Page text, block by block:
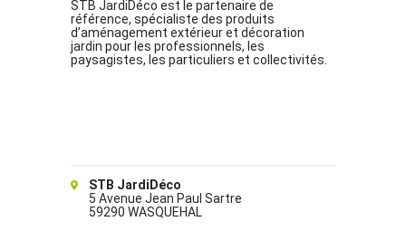
STB JardiDéco est le partenaire de
référence, spécialiste des produits
d’aménagement extérieur et décoration
jardin pour les professionnels, les
paysagistes, les particuliers et collectivités.
STB JardiDéco
5 Avenue Jean Paul Sartre
59290 WASQUEHAL